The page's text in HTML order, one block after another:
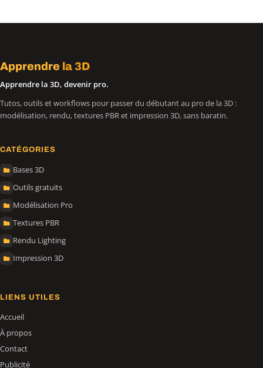
Apprendre la 3D
Apprendre la 3D, devenir pro.
Tutos, outils et workflows pour passer du débutant au pro de la 3D :
modélisation, rendu, textures PBR et impression 3D, sans baratin.
CATÉGORIES
Bases 3D
Outils gratuits
Modélisation Pro
Textures PBR
Rendu Lighting
Impression 3D
LIENS UTILES
Accueil
À propos
Contact
Publicité